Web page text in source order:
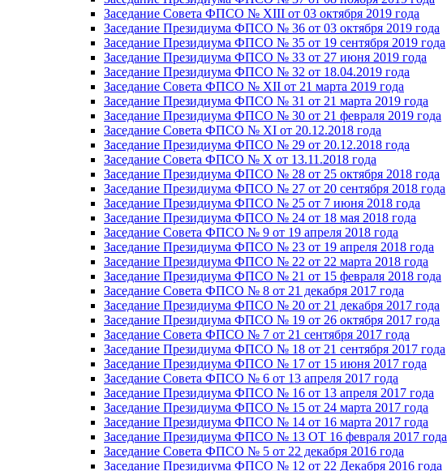
Заседание Совета ФПСО № XIII от 03 октября 2019 года
Заседание Президиума ФПСО № 36 от 03 октября 2019 года
Заседание Президиума ФПСО № 35 от 19 сентября 2019 года
Заседание Президиума ФПСО № 33 от 27 июня 2019 года
Заседание Президиума ФПСО № 32 от 18.04.2019 года
Заседание Совета ФПСО № XII от 21 марта 2019 года
Заседание Президиума ФПСО № 31 от 21 марта 2019 года
Заседание Президиума ФПСО № 30 от 21 февраля 2019 года
Заседание Совета ФПСО № XI от 20.12.2018 года
Заседание Президиума ФПСО № 29 от 20.12.2018 года
Заседание Совета ФПСО № X от 13.11.2018 года
Заседание Президиума ФПСО № 28 от 25 октября 2018 года
Заседание Президиума ФПСО № 27 от 20 сентября 2018 года
Заседание Президиума ФПСО № 25 от 7 июня 2018 года
Заседание Президиума ФПСО № 24 от 18 мая 2018 года
Заседание Совета ФПСО № 9 от 19 апреля 2018 года
Заседание Президиума ФПСО № 23 от 19 апреля 2018 года
Заседание Президиума ФПСО № 22 от 22 марта 2018 года
Заседание Президиума ФПСО № 21 от 15 февраля 2018 года
Заседание Совета ФПСО № 8 от 21 декабря 2017 года
Заседание Президиума ФПСО № 20 от 21 декабря 2017 года
Заседание Президиума ФПСО № 19 от 26 октября 2017 года
Заседание Совета ФПСО № 7 от 21 сентября 2017 года
Заседание Президиума ФПСО № 18 от 21 сентября 2017 года
Заседание Президиума ФПСО № 17 от 15 июня 2017 года
Заседание Совета ФПСО № 6 от 13 апреля 2017 года
Заседание Президиума ФПСО № 16 от 13 апреля 2017 года
Заседание Президиума ФПСО № 15 от 24 марта 2017 года
Заседание Президиума ФПСО № 14 от 16 марта 2017 года
Заседание Президиума ФПСО № 13 ОТ 16 февраля 2017 года
Заседание Совета ФПСО № 5 от 22 декабря 2016 года
Заседание Президиума ФПСО № 12 от 22 Декабря 2016 года